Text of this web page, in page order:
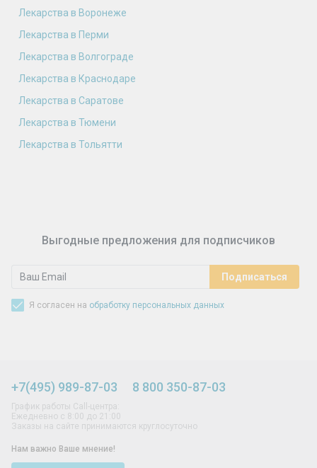
Лекарства в Воронеже
Лекарства в Перми
Лекарства в Волгограде
Лекарства в Краснодаре
Лекарства в Саратове
Лекарства в Тюмени
Лекарства в Тольятти
Выгодные предложения для подписчиков
Я согласен на обработку персональных данных
+7(495) 989-87-03 8 800 350-87-03
График работы Call-центра:
Ежедневно с 8:00 до 21:00
Заказы на сайте принимаются круглосуточно
Нам важно Ваше мнение!